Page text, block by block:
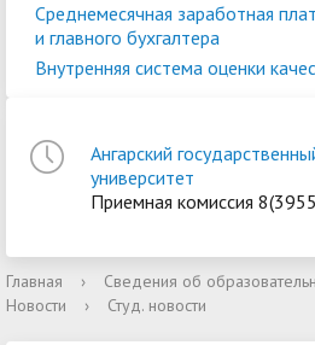
Среднемесячная заработная
и главного бухгалтера
Внутренняя система оценки
Ангарский
университет
Приемная комиссия
Главная › Сведения об
Новости
› Студ. новости